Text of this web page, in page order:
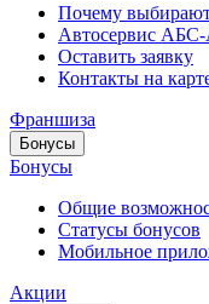
Почему
Автосервис
Оставить заявку
Контакты на
Франшиза
Бонусы
Бонусы
Общие
Статусы бонусов
Мобильное
Акции